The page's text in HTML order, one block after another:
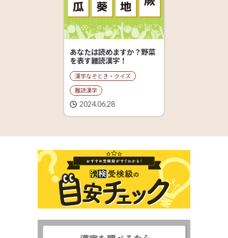
あなたは読めますか？野菜
を表す難読漢字！
漢字なぞとき・クイズ
難読漢字
2024.06.28